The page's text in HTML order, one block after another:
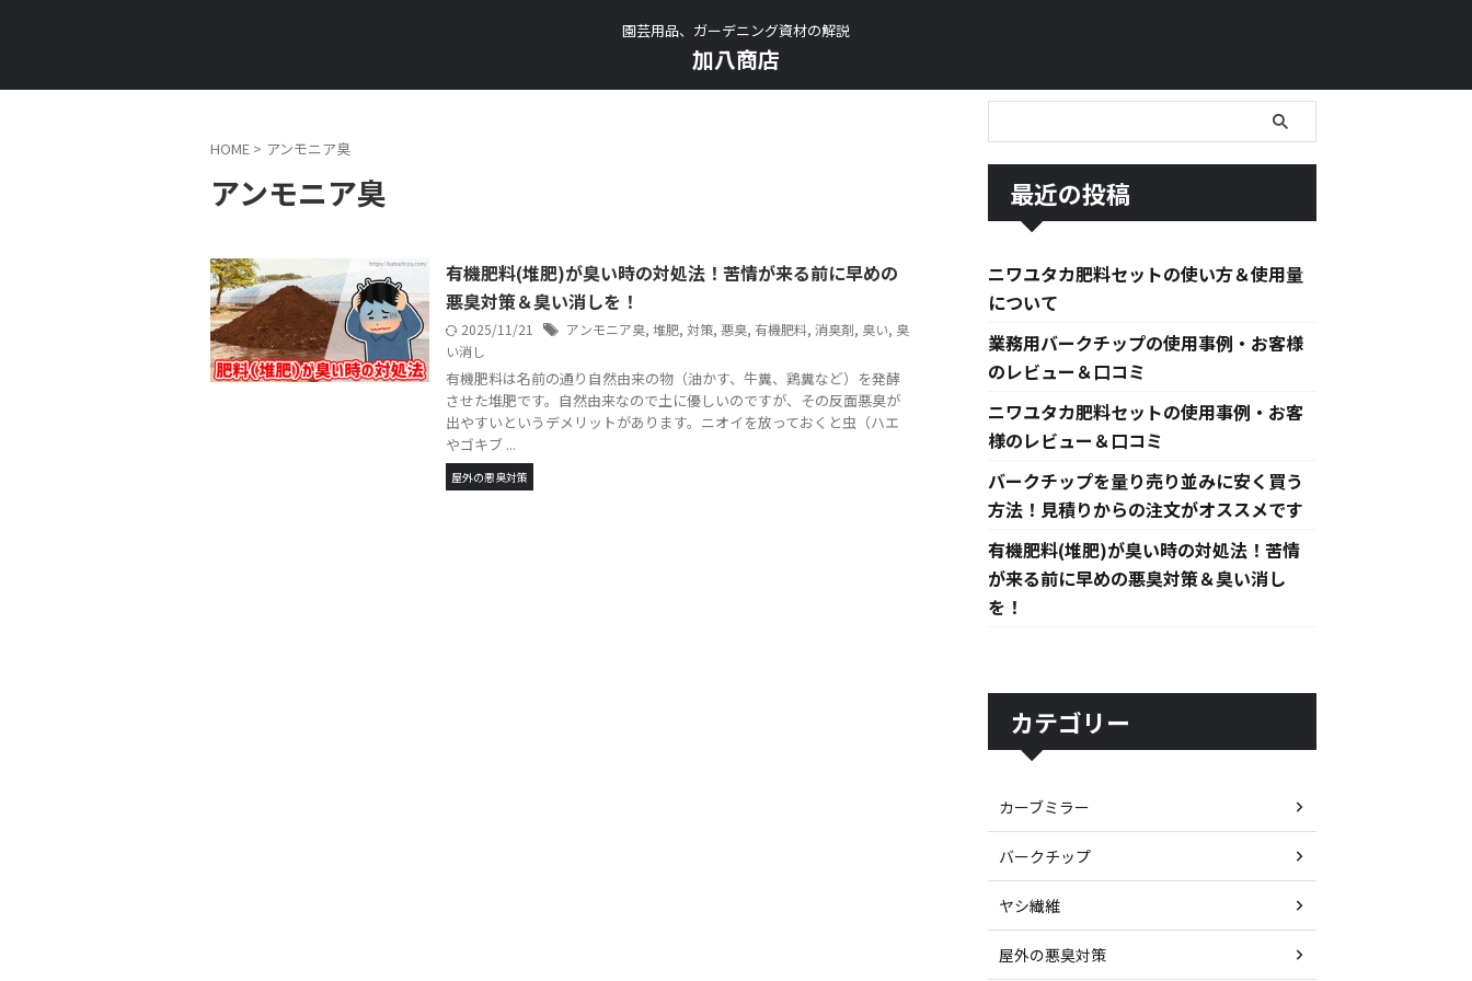
園芸用品、ガーデニング資材の解説
加八商店
HOME > アンモニア臭
アンモニア臭
有機肥料(堆肥)が臭い時の対処法！苦情が来る前に早めの
悪臭対策＆臭い消しを！
2025/11/21 アンモニア臭, 堆肥, 対策, 悪臭, 有機肥料, 消臭剤, 臭い, 臭
い消し
有機肥料は名前の通り自然由来の物（油かす、牛糞、鶏糞など）を発酵
させた堆肥です。自然由来なので土に優しいのですが、その反面悪臭が
出やすいというデメリットがあります。ニオイを放っておくと虫（ハエ
やゴキブ ...
屋外の悪臭対策
最近の投稿
ニワユタカ肥料セットの使い方＆使用量
について
業務用バークチップの使用事例・お客様
のレビュー＆口コミ
ニワユタカ肥料セットの使用事例・お客
様のレビュー＆口コミ
バークチップを量り売り並みに安く買う
方法！見積りからの注文がオススメです
有機肥料(堆肥)が臭い時の対処法！苦情
が来る前に早めの悪臭対策＆臭い消し
を！
カテゴリー
カーブミラー
バークチップ
ヤシ繊維
屋外の悪臭対策